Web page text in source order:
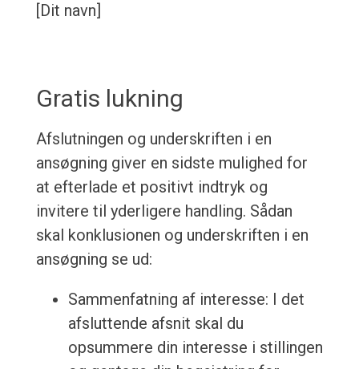
[Dit navn]
Gratis lukning
Afslutningen og underskriften i en
ansøgning giver en sidste mulighed for
at efterlade et positivt indtryk og
invitere til yderligere handling. Sådan
skal konklusionen og underskriften i en
ansøgning se ud:
Sammenfatning af interesse: I det
afsluttende afsnit skal du
opsummere din interesse i stillingen